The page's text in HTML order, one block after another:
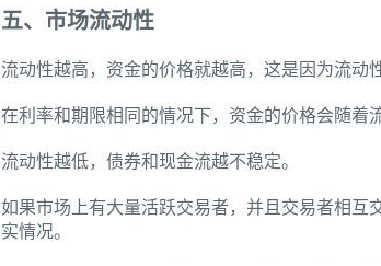
五、市场流动性
流动性越高，资金的价格就越高，这是因为流动
在利率和期限相同的情况下，资金的价格会随着
流动性越低，债券和现金流越不稳定。
如果市场上有大量活跃交易者，并且交易者相互
实情况。